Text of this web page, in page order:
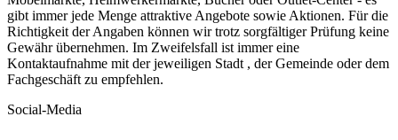
gibt immer jede Menge attraktive Angebote sowie Aktionen. Für die
Richtigkeit der Angaben können wir trotz sorgfältiger Prüfung keine
Gewähr übernehmen. Im Zweifelsfall ist immer eine
Kontaktaufnahme mit der jeweiligen Stadt , der Gemeinde oder dem
Fachgeschäft zu empfehlen.
Social-Media